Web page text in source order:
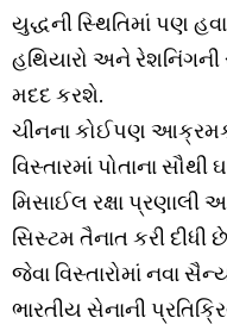
યુદ્ધની સ્થિતિમાં પણ
હથિયારો અને રેશનિંગની
મદદ કરશે.
ચીનના કોઈપણ
વિસ્તારમાં પોતાના
મિસાઈલ રક્ષા
સિસ્ટમ તૈનાત કરી
જેવા વિસ્તારોમાં નવા
ભારતીય સેનાની